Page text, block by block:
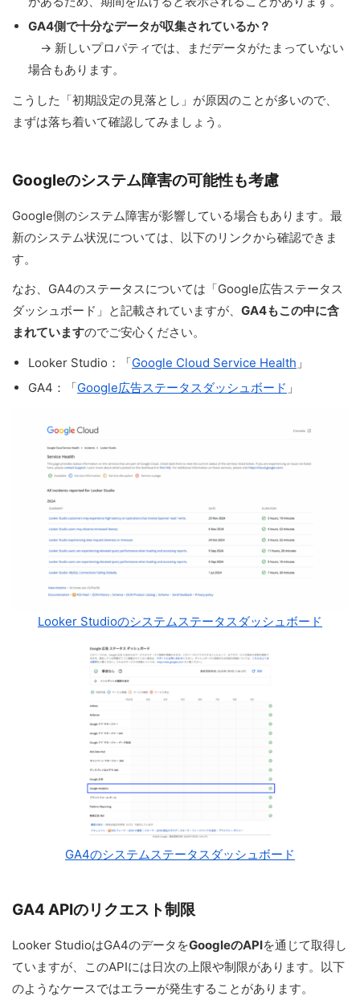
GA4側で十分なデータが収集されているか？
→ 新しいプロパティでは、まだデータがたまっていない
場合もあります。
こうした「初期設定の見落とし」が原因のことが多いので、
まずは落ち着いて確認してみましょう。
Googleのシステム障害の可能性も考慮
Google側のシステム障害が影響している場合もあります。最
新のシステム状況については、以下のリンクから確認できま
す。
なお、GA4のステータスについては「Google広告ステータス
ダッシュボード」と記載されていますが、 GA4もこの中に含
まれていますのでご安心ください。
Looker Studio：「Google Cloud Service Health 」
GA4：「Google広告ステータスダッシュボード 」
Looker Studioのシステムステータスダッシュボード
GA4のシステムステータスダッシュボード
GA4 APIのリクエスト制限
Looker StudioはGA4のデータをGoogleのAPIを通じて取得し
ていますが、このAPIには日次の上限や制限があります。以下
のようなケースではエラーが発生することがあります。